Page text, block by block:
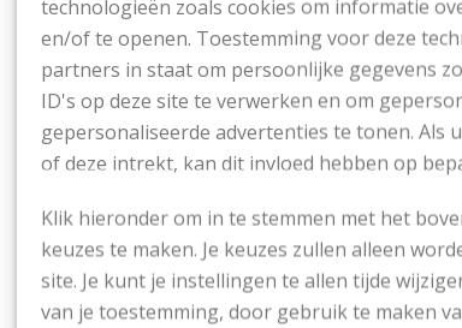
technologieën zoals cookies om informatie
en/of te openen. Toestemming voor deze
partners in staat om persoonlijke gegevens
ID's op deze site te verwerken en om
gepersonaliseerde advertenties te tonen. Als
of deze intrekt, kan dit invloed hebben op
Klik hieronder om in te stemmen met het
keuzes te maken. Je keuzes zullen alleen
site. Je kunt je instellingen te allen tijde
van je toestemming, door gebruik te maken
Ga naar het patroon